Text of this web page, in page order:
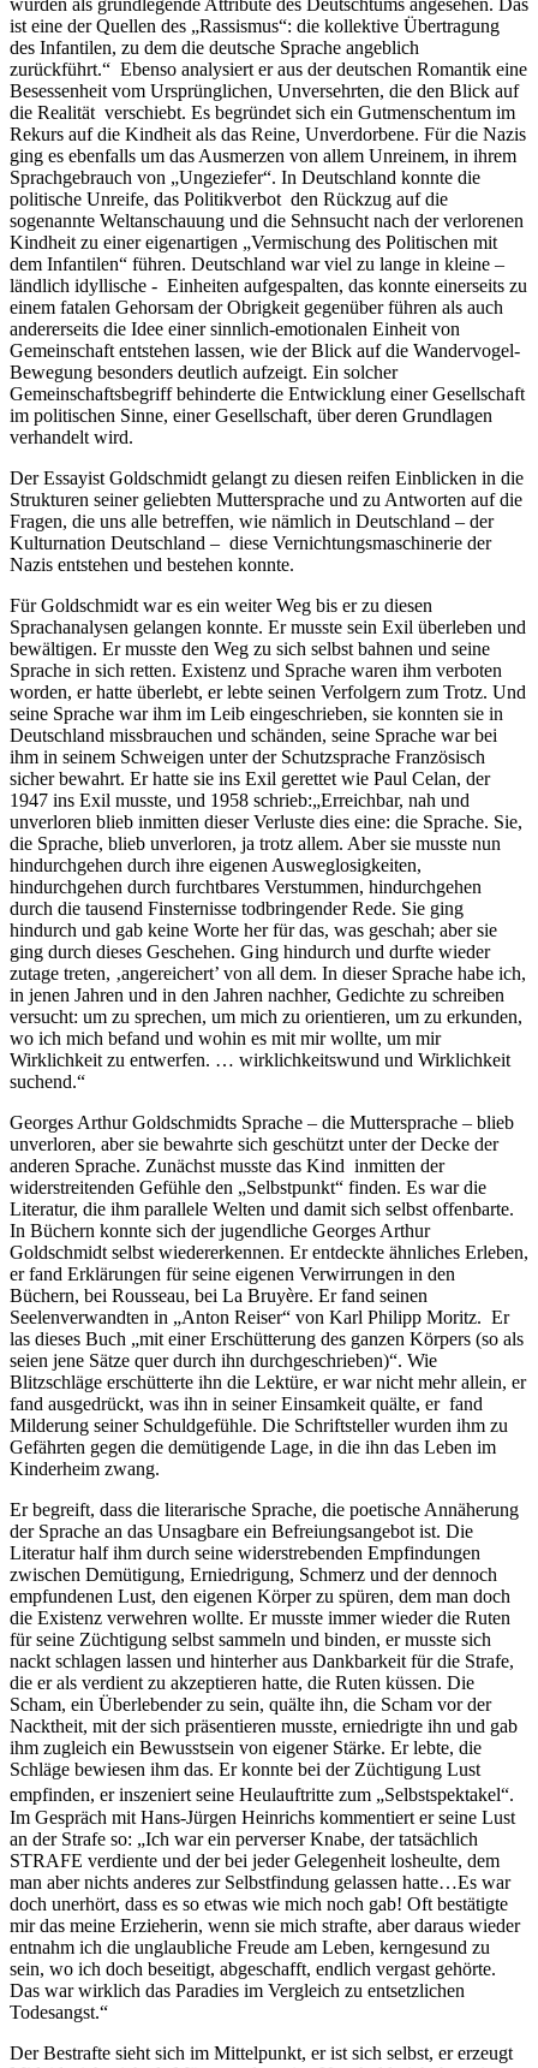
ist eine der Quellen des „Rassismus“: die kollektive Übertragung
des Infantilen, zu dem die deutsche Sprache angeblich
zurückführt.“ Ebenso analysiert er aus der deutschen Romantik eine
Besessenheit vom Ursprünglichen, Unversehrten, die den Blick auf
die Realität verschiebt. Es begründet sich ein Gutmenschentum im
Rekurs auf die Kindheit als das Reine, Unverdorbene. Für die Nazis
ging es ebenfalls um das Ausmerzen von allem Unreinem, in ihrem
Sprachgebrauch von „Ungeziefer“. In Deutschland konnte die
politische Unreife, das Politikverbot den Rückzug auf die
sogenannte Weltanschauung und die Sehnsucht nach der verlorenen
Kindheit zu einer eigenartigen „Vermischung des Politischen mit
dem Infantilen“ führen. Deutschland war viel zu lange in kleine –
ländlich idyllische - Einheiten aufgespalten, das konnte einerseits zu
einem fatalen Gehorsam der Obrigkeit gegenüber führen als auch
andererseits die Idee einer sinnlich-emotionalen Einheit von
Gemeinschaft entstehen lassen, wie der Blick auf die Wandervogel-
Bewegung besonders deutlich aufzeigt. Ein solcher
Gemeinschaftsbegriff behinderte die Entwicklung einer Gesellschaft
im politischen Sinne, einer Gesellschaft, über deren Grundlagen
verhandelt wird.
Der Essayist Goldschmidt gelangt zu diesen reifen Einblicken in die
Strukturen seiner geliebten Muttersprache und zu Antworten auf die
Fragen, die uns alle betreffen, wie nämlich in Deutschland – der
Kulturnation Deutschland – diese Vernichtungsmaschinerie der
Nazis entstehen und bestehen konnte.
Für Goldschmidt war es ein weiter Weg bis er zu diesen
Sprachanalysen gelangen konnte. Er musste sein Exil überleben und
bewältigen. Er musste den Weg zu sich selbst bahnen und seine
Sprache in sich retten. Existenz und Sprache waren ihm verboten
worden, er hatte überlebt, er lebte seinen Verfolgern zum Trotz. Und
seine Sprache war ihm im Leib eingeschrieben, sie konnten sie in
Deutschland missbrauchen und schänden, seine Sprache war bei
ihm in seinem Schweigen unter der Schutzsprache Französisch
sicher bewahrt. Er hatte sie ins Exil gerettet wie Paul Celan, der
1947 ins Exil musste, und 1958 schrieb:„Erreichbar, nah und
unverloren blieb inmitten dieser Verluste dies eine: die Sprache. Sie,
die Sprache, blieb unverloren, ja trotz allem. Aber sie musste nun
hindurchgehen durch ihre eigenen Ausweglosigkeiten,
hindurchgehen durch furchtbares Verstummen, hindurchgehen
durch die tausend Finsternisse todbringender Rede. Sie ging
hindurch und gab keine Worte her für das, was geschah; aber sie
ging durch dieses Geschehen. Ging hindurch und durfte wieder
zutage treten, ‚angereichert’ von all dem. In dieser Sprache habe ich,
in jenen Jahren und in den Jahren nachher, Gedichte zu schreiben
versucht: um zu sprechen, um mich zu orientieren, um zu erkunden,
wo ich mich befand und wohin es mit mir wollte, um mir
Wirklichkeit zu entwerfen. … wirklichkeitswund und Wirklichkeit
suchend.“
Georges Arthur Goldschmidts Sprache – die Muttersprache – blieb
unverloren, aber sie bewahrte sich geschützt unter der Decke der
anderen Sprache. Zunächst musste das Kind inmitten der
widerstreitenden Gefühle den „Selbstpunkt“ finden. Es war die
Literatur, die ihm parallele Welten und damit sich selbst offenbarte.
In Büchern konnte sich der jugendliche Georges Arthur
Goldschmidt selbst wiedererkennen. Er entdeckte ähnliches Erleben,
er fand Erklärungen für seine eigenen Verwirrungen in den
Büchern, bei Rousseau, bei La Bruyère. Er fand seinen
Seelenverwandten in „Anton Reiser“ von Karl Philipp Moritz. Er
las dieses Buch „mit einer Erschütterung des ganzen Körpers (so als
seien jene Sätze quer durch ihn durchgeschrieben)“. Wie
Blitzschläge erschütterte ihn die Lektüre, er war nicht mehr allein, er
fand ausgedrückt, was ihn in seiner Einsamkeit quälte, er fand
Milderung seiner Schuldgefühle. Die Schriftsteller wurden ihm zu
Gefährten gegen die demütigende Lage, in die ihn das Leben im
Kinderheim zwang.
Er begreift, dass die literarische Sprache, die poetische Annäherung
der Sprache an das Unsagbare ein Befreiungsangebot ist. Die
Literatur half ihm durch seine widerstrebenden Empfindungen
zwischen Demütigung, Erniedrigung, Schmerz und der dennoch
empfundenen Lust, den eigenen Körper zu spüren, dem man doch
die Existenz verwehren wollte. Er musste immer wieder die Ruten
für seine Züchtigung selbst sammeln und binden, er musste sich
nackt schlagen lassen und hinterher aus Dankbarkeit für die Strafe,
die er als verdient zu akzeptieren hatte, die Ruten küssen. Die
Scham, ein Überlebender zu sein, quälte ihn, die Scham vor der
Nacktheit, mit der sich präsentieren musste, erniedrigte ihn und gab
ihm zugleich ein Bewusstsein von eigener Stärke. Er lebte, die
Schläge bewiesen ihm das. Er konnte bei der Züchtigung Lust
empfinden, er inszeniert seine Heulauftritte zum „Selbstspektakel“.
Im Gespräch mit Hans-Jürgen Heinrichs kommentiert er seine Lust
an der Strafe so: „Ich war ein perverser Knabe, der tatsächlich
STRAFE verdiente und der bei jeder Gelegenheit losheulte, dem
man aber nichts anderes zur Selbstfindung gelassen hatte…Es war
doch unerhört, dass es so etwas wie mich noch gab! Oft bestätigte
mir das meine Erzieherin, wenn sie mich strafte, aber daraus wieder
entnahm ich die unglaubliche Freude am Leben, kerngesund zu
sein, wo ich doch beseitigt, abgeschafft, endlich vergast gehörte.
Das war wirklich das Paradies im Vergleich zu entsetzlichen
Todesangst.“
Der Bestrafte sieht sich im Mittelpunkt, er ist sich selbst, er erzeugt